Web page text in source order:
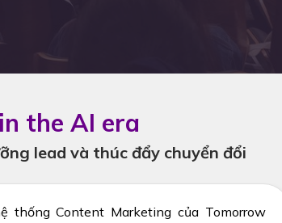
the AI era
lead và thúc đẩy chuyển đổi
Content Marketing của Tomorrow